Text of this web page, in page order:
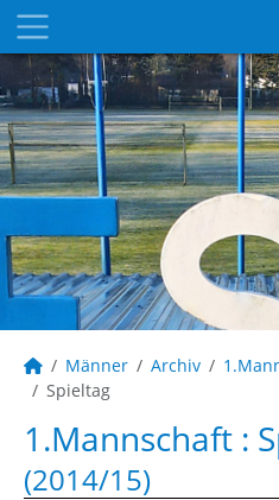
Männer Archiv
Spieltag
1.Mannschaft :
(2014/15)